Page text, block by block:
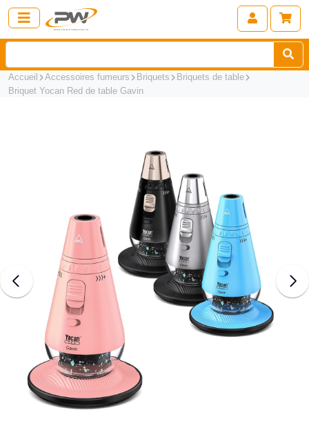
Accueil Accessoires fumeurs Briquets
Briquets de table
Briquet Yocan Red de table Gavin